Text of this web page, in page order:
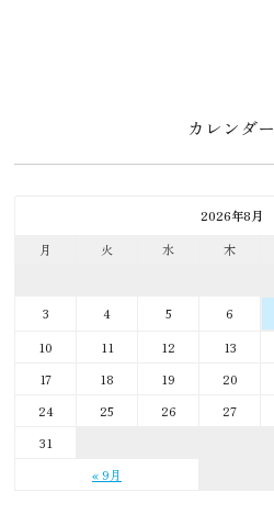
カレンダー
2026年8月
月
火 水 木
« 9月
3
4 5 6
10
11 12 13
17
18 19 20
24
25 26 27
31